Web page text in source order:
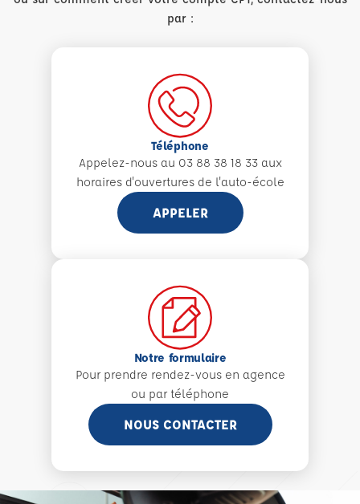
par :
Téléphone
Appelez-nous au 03 88 38 18 33 aux
horaires d'ouvertures de l'auto-école
APPELER
Notre formulaire
Pour prendre rendez-vous en agence
ou par téléphone
NOUS CONTACTER